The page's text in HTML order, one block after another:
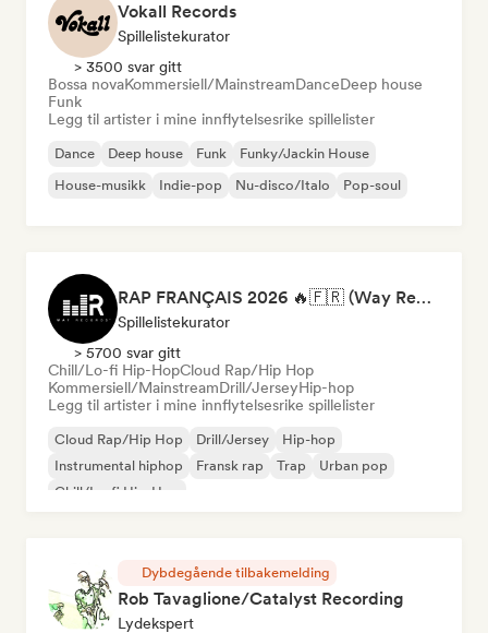
Vokall Records
Spillelistekurator
> 3500 svar gitt
Bossa novaKommersiell/MainstreamDanceDeep house
Funk
Legg til artister i mine innflytelsesrike spillelister
Dance Deep house Funk
Funky/Jackin House
House-musikk
Indie-pop Nu-disco/Italo Pop-soul
RAP FRANÇAIS 2026 🔥🇫🇷 (Way Records)
Spillelistekurator
> 5700 svar gitt
Chill/Lo-fi Hip-HopCloud Rap/Hip Hop
Kommersiell/MainstreamDrill/JerseyHip-hop
Legg til artister i mine innflytelsesrike spillelister
Cloud Rap/Hip Hop Drill/Jersey
Hip-hop
Instrumental hiphop
Fransk rap Trap
Urban pop
Chill/Lo-fi Hip-Hop
Dybdegående tilbakemelding
Rob Tavaglione/Catalyst Recording
Lydekspert